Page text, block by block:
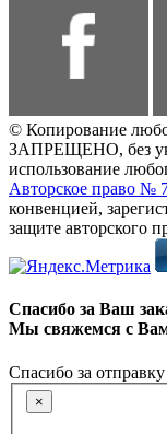
© Копирование
ЗАПРЕЩЕНО, без
использование
Авторское право №
конвенцией,
защите
Спасибо за Ваш
Мы свяжемся с
Спасибо за
×